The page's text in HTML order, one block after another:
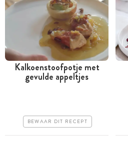
Tussen 30 minuten en 1
Kalkoenstoofpotje met
gevulde appeltjes
BEWAAR DIT RECEPT